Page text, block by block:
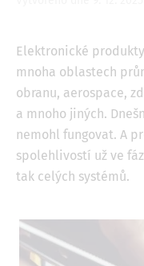
Elektronické
mnoha oblastech
obranu, aerospace,
a mnoho jiných.
nemohl fungovat. A
spolehlivostí už ve
tak celých systémů.